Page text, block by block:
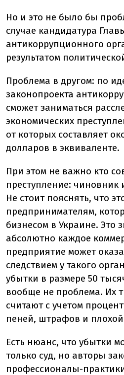
Но и это не было бы
случае кандидатура
антикоррупционного
результатом
Проблема в другом: по
законопроекта
сможет заниматься
экономических
от которых составляет
долларов в эквиваленте.
При этом не важно кто
преступление: чиновник
Не стоит пояснять, что
предпринимателям,
бизнесом в Украине. Это
абсолютно каждое
предприятие может
следствием у такого
убытки в размере 50
вообще не проблема. Их
считают с учетом
пеней, штрафов и
Есть нюанс, что убытки
только суд, но авторы
профессионалы-